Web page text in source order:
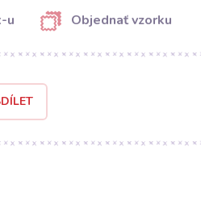
u Objednať vzorku